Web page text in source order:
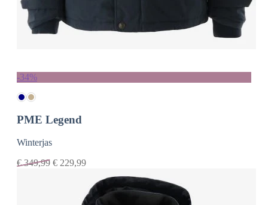
-34%
PME Legend
Winterjas
€349,99 € 229,99